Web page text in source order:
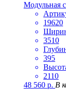
Модульная
19620
3510
395
2110
48 560 р. В